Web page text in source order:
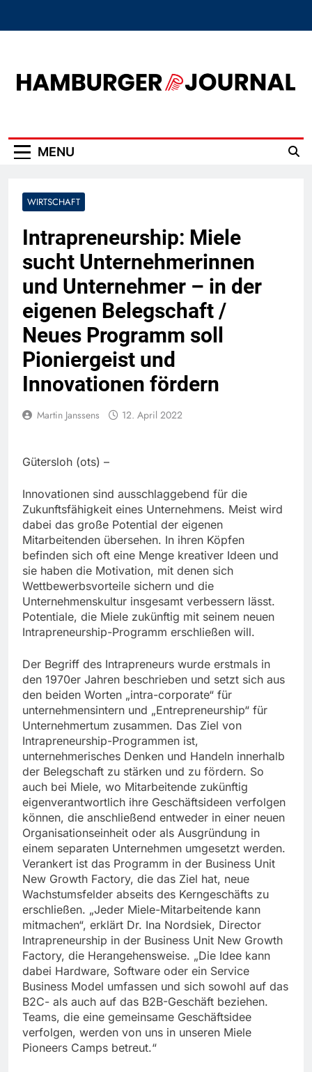
MENU
WIRTSCHAFT
Intrapreneurship: Miele
sucht Unternehmerinnen
und Unternehmer – in der
eigenen Belegschaft /
Neues Programm soll
Pioniergeist und
Innovationen fördern
Martin Janssens 12. April 2022
Gütersloh (ots) –
Innovationen sind ausschlaggebend für die
Zukunftsfähigkeit eines Unternehmens. Meist wird
dabei das große Potential der eigenen
Mitarbeitenden übersehen. In ihren Köpfen
befinden sich oft eine Menge kreativer Ideen und
sie haben die Motivation, mit denen sich
Wettbewerbsvorteile sichern und die
Unternehmenskultur insgesamt verbessern lässt.
Potentiale, die Miele zukünftig mit seinem neuen
Intrapreneurship-Programm erschließen will.
Der Begriff des Intrapreneurs wurde erstmals in
den 1970er Jahren beschrieben und setzt sich aus
den beiden Worten „intra-corporate“ für
unternehmensintern und „Entrepreneurship“ für
Unternehmertum zusammen. Das Ziel von
Intrapreneurship-Programmen ist,
unternehmerisches Denken und Handeln innerhalb
der Belegschaft zu stärken und zu fördern. So
auch bei Miele, wo Mitarbeitende zukünftig
eigenverantwortlich ihre Geschäftsideen verfolgen
können, die anschließend entweder in einer neuen
Organisationseinheit oder als Ausgründung in
einem separaten Unternehmen umgesetzt werden.
Verankert ist das Programm in der Business Unit
New Growth Factory, die das Ziel hat, neue
Wachstumsfelder abseits des Kerngeschäfts zu
erschließen. „Jeder Miele-Mitarbeitende kann
mitmachen“, erklärt Dr. Ina Nordsiek, Director
Intrapreneurship in der Business Unit New Growth
Factory, die Herangehensweise. „Die Idee kann
dabei Hardware, Software oder ein Service
Business Model umfassen und sich sowohl auf das
B2C- als auch auf das B2B-Geschäft beziehen.
Teams, die eine gemeinsame Geschäftsidee
verfolgen, werden von uns in unseren Miele
Pioneers Camps betreut.“